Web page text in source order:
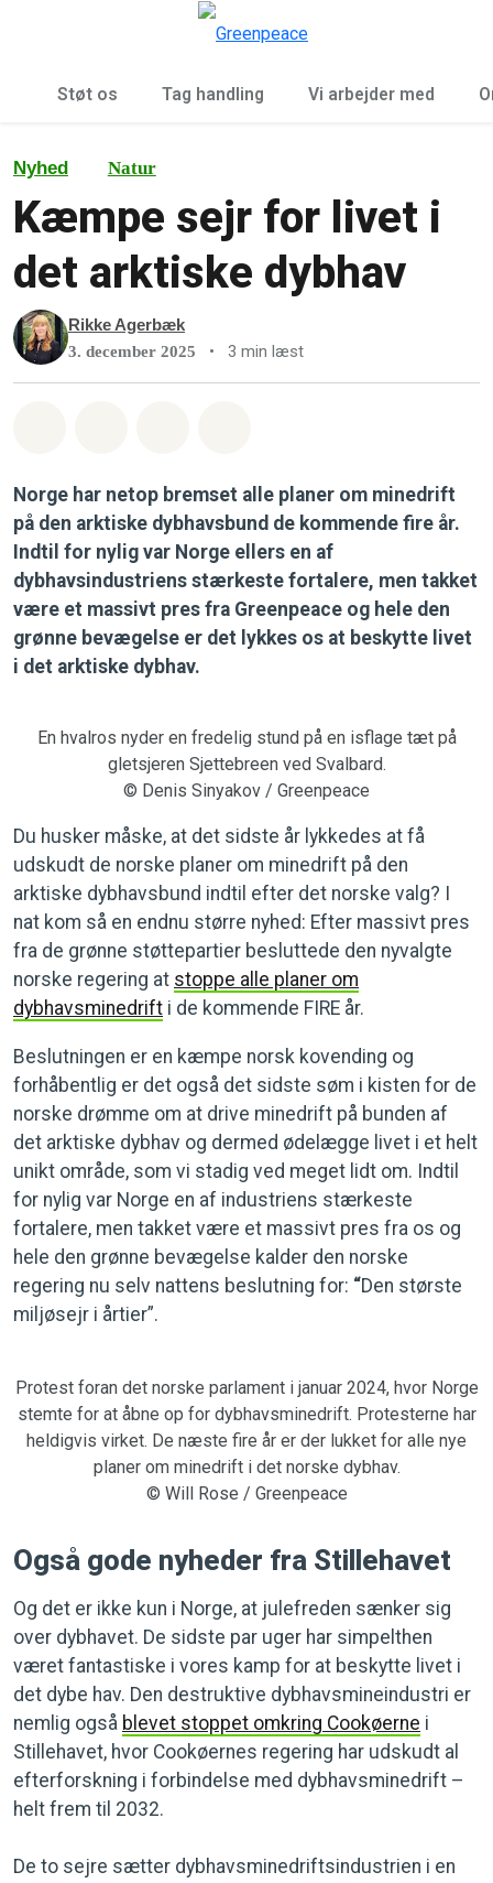
Støt os Tag handling Vi arbejder med
Nyhed Natur
Kæmpe sejr for livet i
det arktiske dybhav
Rikke Agerbæk
3. december 2025 • 3 min læst
Norge har netop bremset alle planer om minedrift
på den arktiske dybhavsbund de kommende fire år.
Indtil for nylig var Norge ellers en af
dybhavsindustriens stærkeste fortalere, men takket
være et massivt pres fra Greenpeace og hele den
grønne bevægelse er det lykkes os at beskytte livet
i det arktiske dybhav.
En hvalros nyder en fredelig stund på en isflage tæt på
gletsjeren Sjettebreen ved Svalbard.
© Denis Sinyakov / Greenpeace
Du husker måske, at det sidste år lykkedes at få
udskudt de norske planer om minedrift på den
arktiske dybhavsbund indtil efter det norske valg? I
nat kom så en endnu større nyhed: Efter massivt pres
fra de grønne støttepartier besluttede den nyvalgte
norske regering at stoppe alle planer om
dybhavsminedrift i de kommende FIRE år.
Beslutningen er en kæmpe norsk kovending og
forhåbentlig er det også det sidste søm i kisten for de
norske drømme om at drive minedrift på bunden af
det arktiske dybhav og dermed ødelægge livet i et helt
unikt område, som vi stadig ved meget lidt om. Indtil
for nylig var Norge en af industriens stærkeste
fortalere, men takket være et massivt pres fra os og
hele den grønne bevægelse kalder den norske
regering nu selv nattens beslutning for: “Den største
miljøsejr i årtier”.
Protest foran det norske parlament i januar 2024, hvor Norge
stemte for at åbne op for dybhavsminedrift. Protesterne har
heldigvis virket. De næste fire år er der lukket for alle nye
planer om minedrift i det norske dybhav.
© Will Rose / Greenpeace
Også gode nyheder fra Stillehavet
Og det er ikke kun i Norge, at julefreden sænker sig
over dybhavet. De sidste par uger har simpelthen
været fantastiske i vores kamp for at beskytte livet i
det dybe hav. Den destruktive dybhavsmineindustri er
nemlig også blevet stoppet omkring Cookøerne i
Stillehavet, hvor Cookøernes regering har udskudt al
efterforskning i forbindelse med dybhavsminedrift –
helt frem til 2032.
De to sejre sætter dybhavsminedriftsindustrien i en